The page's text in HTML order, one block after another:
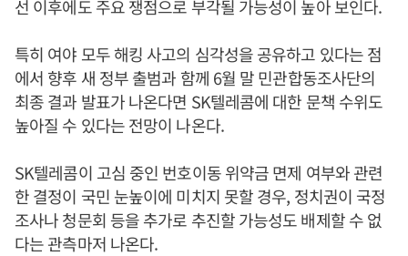
선 이후에도 주요 쟁점으로 부각될 가능성이 높아 보인다.
특히 여야 모두 해킹 사고의 심각성을 공유하고 있다는 점
에서 향후 새 정부 출범과 함께 6월 말 민관합동조사단의
최종 결과 발표가 나온다면 SK텔레콤에 대한 문책 수위도
높아질 수 있다는 전망이 나온다.
SK텔레콤이 고심 중인 번호이동 위약금 면제 여부와 관련
한 결정이 국민 눈높이에 미치지 못할 경우, 정치권이 국정
조사나 청문회 등을 추가로 추진할 가능성도 배제할 수 없
다는 관측마저 나온다.